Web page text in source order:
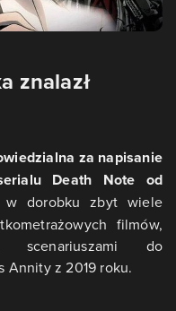
znalazł
za napisanie
Death Note od
dorobku zbyt wiele
filmów,
scenariuszami do
Annity z 2019 roku.